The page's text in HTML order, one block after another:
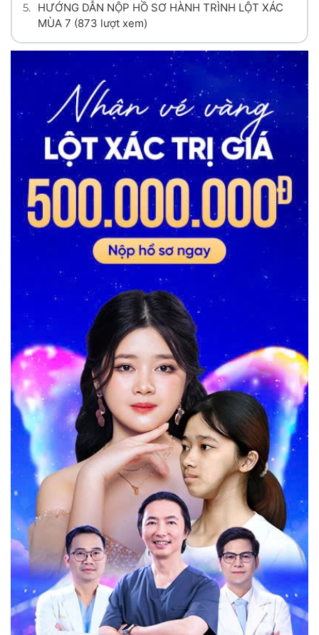
5. HƯỚNG DẪN NỘP HỒ SƠ HÀNH TRÌNH LỘT XÁC
MÙA 7 (873 lượt xem)